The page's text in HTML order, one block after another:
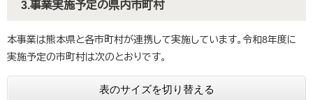
3.事業実施予定の県内市町村
本事業は熊本県と各市町村が連携して実施しています。令和8年度に
実施予定の市町村は次のとおりです。
表のサイズを切り替える